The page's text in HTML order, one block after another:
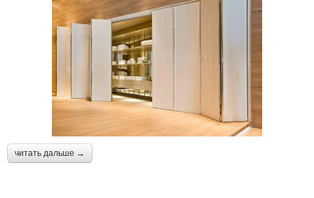
читать дальше →